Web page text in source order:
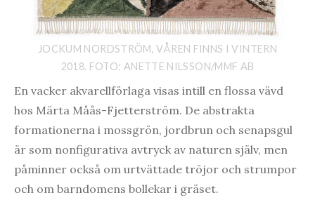
JOCKUM NORDSTRÖM, VÅREN FINNS I VINTERN
2018. FOTO: ANETTE NILSSON/MMF AB
En vacker akvarellförlaga visas intill en flossa vävd
hos Märta Måås-Fjetterström. De abstrakta
formationerna i mossgrön, jordbrun och senapsgul
är som nonfigurativa avtryck av naturen själv, men
påminner också om urtvättade tröjor och strumpor
och om barndomens bollekar i gräset.